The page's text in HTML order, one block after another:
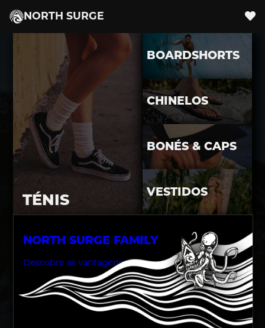
NORTH SURGE
SURF
TÉNIS
BOARDSHORTS
CHINELOS
BONÉS & CAPS
VESTIDOS
‹ ›
NORTH SURGE FAMILY
Descobre as vantagens